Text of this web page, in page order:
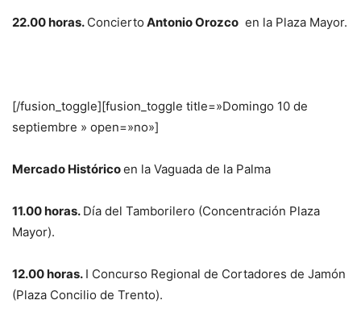
22.00 horas. Concierto Antonio Orozco en la Plaza Mayor.
[/fusion_toggle][fusion_toggle title=»Domingo 10 de
septiembre » open=»no»]
Mercado Históricoen la Vaguada de la Palma
11.00 horas. Día del Tamborilero (Concentración Plaza
Mayor).
12.00 horas. I Concurso Regional de Cortadores de Jamón
(Plaza Concilio de Trento).